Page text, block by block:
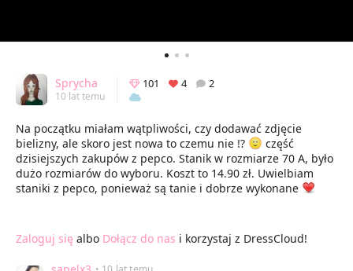
Sprycha
10 lat temu
101 4 2
Na początku miałam wątpliwości, czy dodawać zdjęcie
bielizny, ale skoro jest nowa to czemu nie !?
część
dzisiejszych zakupów z pepco. Stanik w rozmiarze 70 A, było
dużo rozmiarów do wyboru. Koszt to 14.90 zł. Uwielbiam
staniki z pepco, ponieważ są tanie i dobrze wykonane
Zaloguj się albo Dołącz do nas i korzystaj z DressCloud!